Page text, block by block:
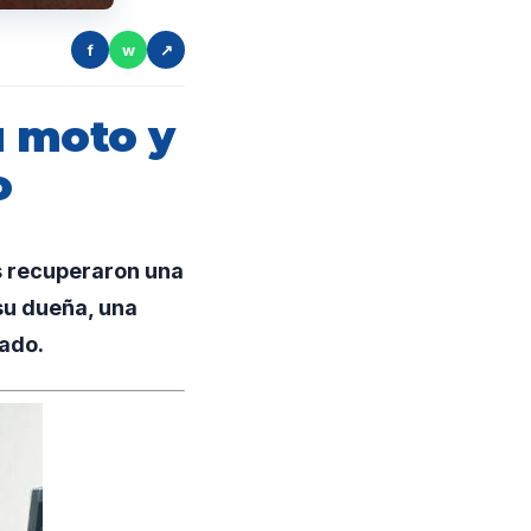
f w ↗
moto y
recuperaron una
dueña, una